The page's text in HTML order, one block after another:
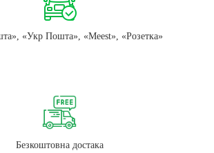
«Укр Пошта», «Meest», «Розетка»
Безкоштовна достака